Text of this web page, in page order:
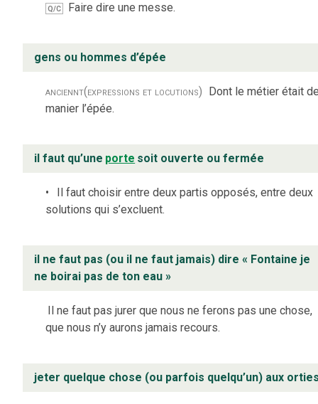
Q/C Faire dire une messe.
gens ou hommes d’épée
anciennt(expressions et locutions) Dont le métier était
manier l’épée.
il faut qu’une porte soit ouverte ou fermée
Il faut choisir entre deux partis opposés, entre deux
solutions qui s’excluent.
il ne faut pas (ou il ne faut jamais) dire « Fontaine je
ne boirai pas de ton eau »
Il ne faut pas jurer que nous ne ferons pas une chose,
que nous n’y aurons jamais recours.
jeter quelque chose (ou parfois quelqu’un) aux